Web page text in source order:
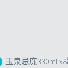
玉泉忌廉330ml